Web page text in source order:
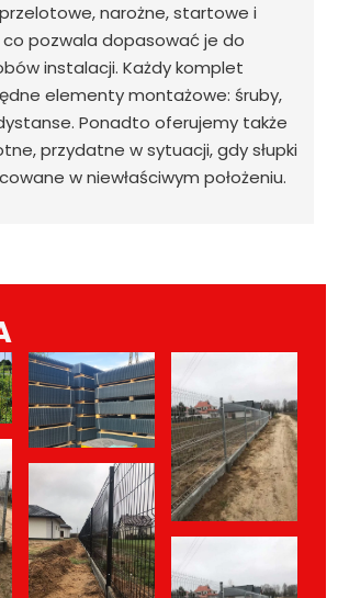
narożne, startowe i
co pozwala dopasować je do
instalacji. Każdy komplet
elementy montażowe: śruby,
Ponadto oferujemy także
przydatne w sytuacji, gdy słupki
w niewłaściwym położeniu.